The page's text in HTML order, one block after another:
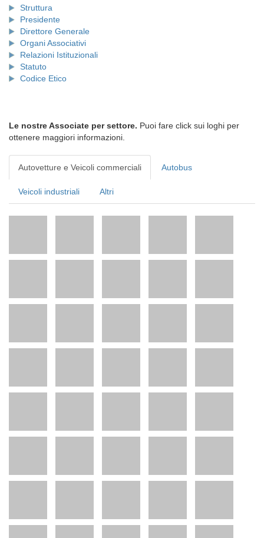
Struttura
Presidente
Direttore Generale
Organi Associativi
Relazioni Istituzionali
Statuto
Codice Etico
Le nostre Associate per settore. Puoi fare click sui loghi per
ottenere maggiori informazioni.
Autovetture e Veicoli commerciali Autobus
Veicoli industriali Altri